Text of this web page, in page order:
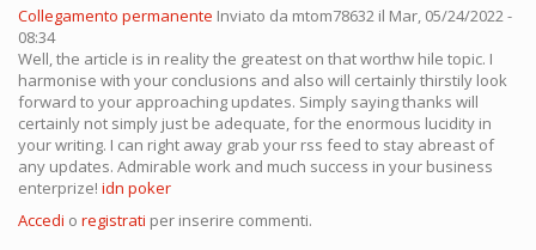
Collegamento permanente Inviato da mtom78632 il Mar, 05/24/2022 -
08:34
Well, the article is in reality the greatest on that worthw hile topic. I
harmonise with your conclusions and also will certainly thirstily look
forward to your approaching updates. Simply saying thanks will
certainly not simply just be adequate, for the enormous lucidity in
your writing. I can right away grab your rss feed to stay abreast of
any updates. Admirable work and much success in your business
enterprize! idn poker
Accedi o registrati per inserire commenti.